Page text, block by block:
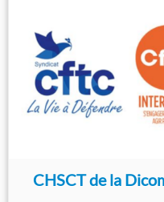
CHSCT de la